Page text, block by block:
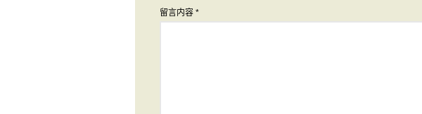
留言内容 *